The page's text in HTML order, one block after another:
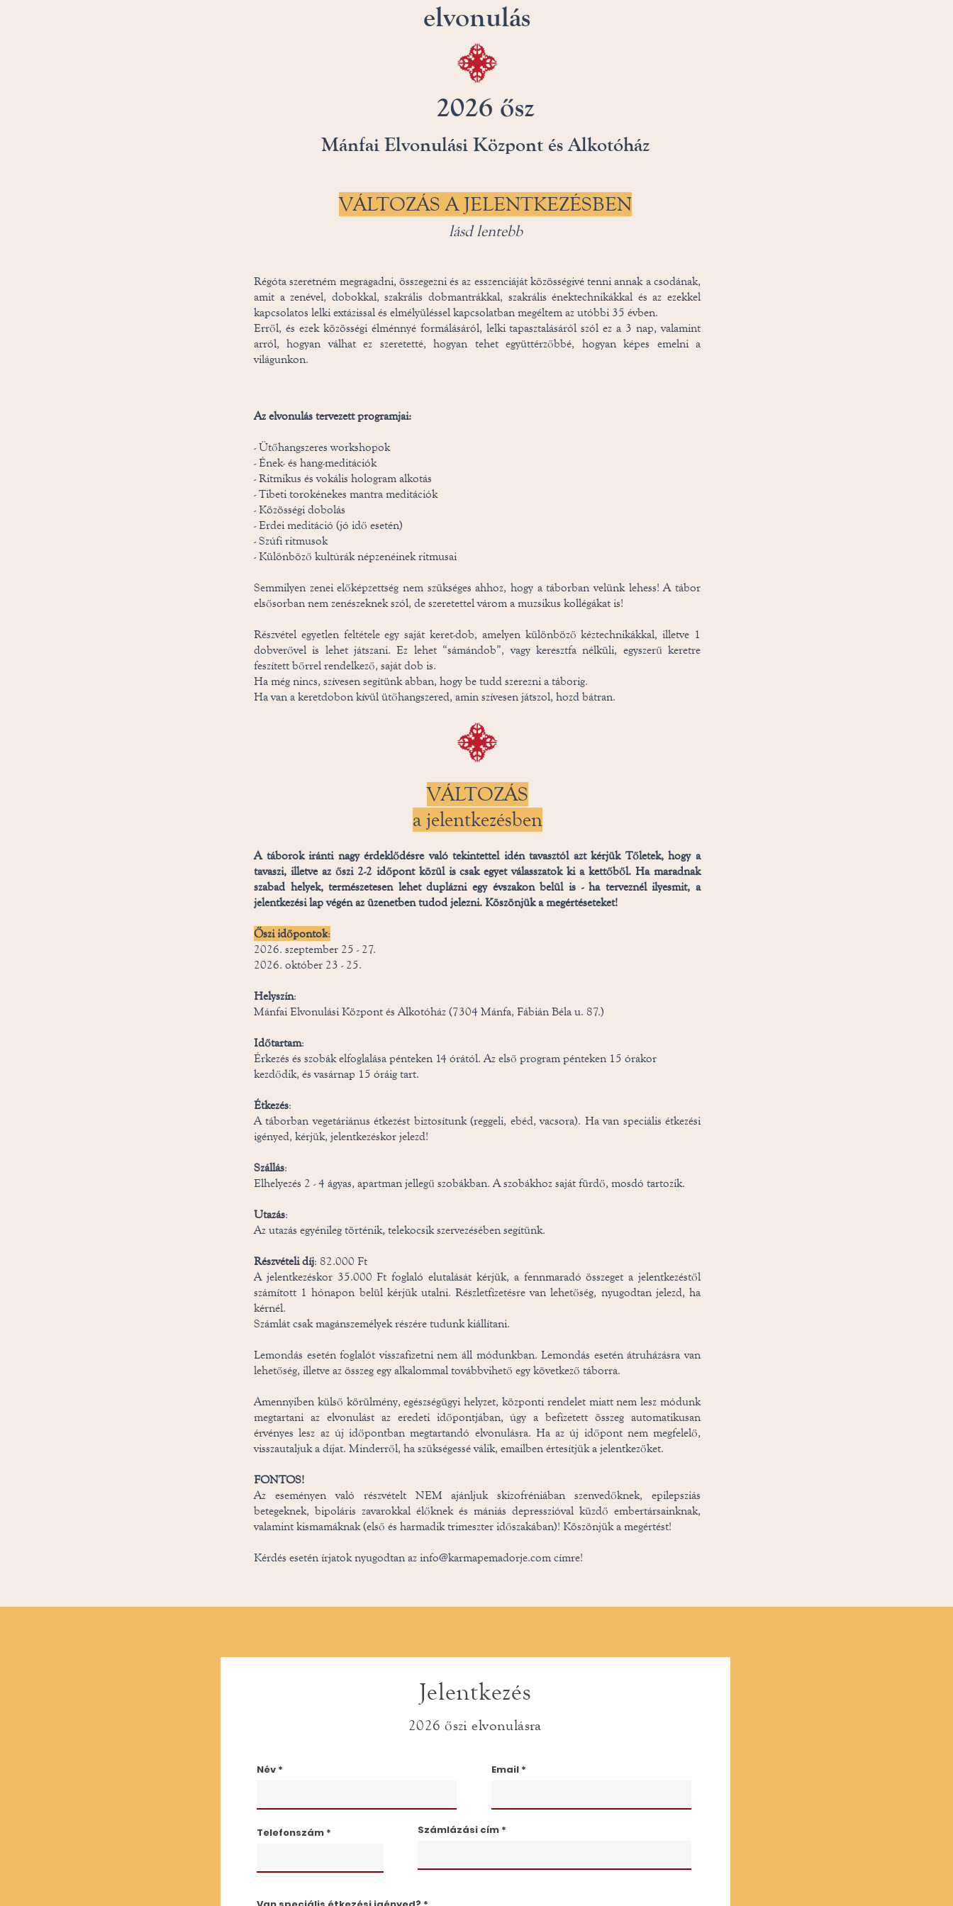
elvonulás
2026 ősz
Mánfai Elvonulási Központ és Alkotóház
VÁLTOZÁS A JELENTKEZÉSBEN
lásd lentebb
Régóta szeretném megragadni, összegezni és az esszenciáját közösségivé tenni annak a csodának,
amit a zenével, dobokkal, szakrális dobmantrákkal, szakrális énektechnikákkal és az ezekkel
kapcsolatos lelki extázissal és elmélyüléssel kapcsolatban megéltem az utóbbi 35 évben.
Erről, és ezek közösségi élménnyé formálásáról, lelki tapasztalásáról szól ez a 3 nap, valamint
arról, hogyan válhat ez szeretetté, hogyan tehet együttérzőbbé, hogyan képes emelni a
világunkon.
Az elvonulás tervezett programjai:
- Ütőhangszeres workshopok
- Ének- és hang-meditációk
- Ritmikus és vokális hologram alkotás
- Tibeti torokénekes mantra meditációk
- Közösségi dobolás
- Erdei meditáció (jó idő esetén)
- Szúfi ritmusok
- Különböző kultúrák népzenéinek ritmusai
Semmilyen zenei előképzettség nem szükséges ahhoz, hogy a táborban velünk lehess! A tábor
elsősorban nem zenészeknek szól, de szeretettel várom a muzsikus kollégákat is!
Részvétel egyetlen feltétele egy saját keret-dob, amelyen különböző kéztechnikákkal, illetve 1
dobverővel is lehet játszani. Ez lehet “sámándob”, vagy keresztfa nélküli, egyszerű keretre
feszített bőrrel rendelkező, saját dob is.
Ha még nincs, szívesen segítünk abban, hogy be tudd szerezni a táborig.
Ha van a keretdobon kívül ütőhangszered, amin szívesen játszol, hozd bátran.
VÁLTOZÁS
a jelentkezésben
A táborok iránti nagy érdeklődésre való tekintettel idén tavasztól azt kérjük Tőletek, hogy a
tavaszi, illetve az őszi 2-2 időpont közül is csak egyet válasszatok ki a kettőből. Ha maradnak
szabad helyek, természetesen lehet duplázni egy évszakon belül is - ha terveznél ilyesmit, a
jelentkezési lap végén az üzenetben tudod jelezni. Köszönjük a megértéseteket!
Őszi időpontok:
2026. szeptember 25 - 27.
2026. október 23 - 25.
Helyszín:
Mánfai Elvonulási Központ és Alkotóház (7304 Mánfa, Fábián Béla u. 87.)
Időtartam:
Érkezés és szobák elfoglalása pénteken 14 órától. Az első program pénteken 15 órakor
kezdődik, és vasárnap 15 óráig tart.
Étkezés:
A táborban vegetáriánus étkezést biztosítunk (reggeli, ebéd, vacsora). Ha van speciális étkezési
igényed, kérjük, jelentkezéskor jelezd!
Szállás:
Elhelyezés 2 - 4 ágyas, apartman jellegű szobákban. A szobákhoz saját fürdő, mosdó tartozik.
Utazás:
Az utazás egyénileg történik, telekocsik szervezésében segítünk.
Részvételi díj: 82.000 Ft
A jelentkezéskor 35.000 Ft foglaló elutalását kérjük, a fennmaradó összeget a jelentkezéstől
számított 1 hónapon belül kérjük utalni. Részletfizetésre van lehetőség, nyugodtan jelezd, ha
kérnél.
Számlát csak magánszemélyek részére tudunk kiállítani.
Lemondás esetén foglalót visszafizetni nem áll módunkban. Lemondás esetén átruházásra van
lehetőség, illetve az összeg egy alkalommal továbbvihető egy következő táborra.
Amennyiben külső körülmény, egészségügyi helyzet, központi rendelet miatt nem lesz módunk
megtartani az elvonulást az eredeti időpontjában, úgy a befizetett összeg automatikusan
érvényes lesz az új időpontban megtartandó elvonulásra. Ha az új időpont nem megfelelő,
visszautaljuk a díjat. Minderről, ha szükségessé válik, emailben értesítjük a jelentkezőket.
FONTOS!
Az eseményen való részvételt NEM ajánljuk skizofréniában szenvedőknek, epilepsziás
betegeknek, bipoláris zavarokkal élőknek és mániás depresszióval küzdő embertársainknak,
valamint kismamáknak (első és harmadik trimeszter időszakában)! Köszönjük a megértést!
Kérdés esetén írjatok nyugodtan azinfo@karmapemadorje.comcímre!
Jelentkezés
2026 őszi elvonulásra
Név Email
Telefonszám Számlázási cím